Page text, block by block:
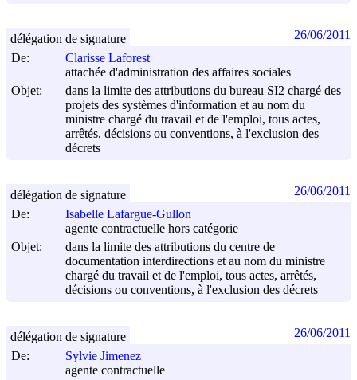
De:
Clarisse Laforest
attachée d'administration des affaires sociales
Objet:
dans la limite des attributions du bureau SI2 chargé des
projets des systèmes d'information et au nom du
ministre chargé du travail et de l'emploi, tous actes,
arrêtés, décisions ou conventions, à l'exclusion des
décrets
délégation de signature 26/06/2011
De:
Isabelle Lafargue-Gullon
agente contractuelle hors catégorie
Objet:
dans la limite des attributions du centre de
documentation interdirections et au nom du ministre
chargé du travail et de l'emploi, tous actes, arrêtés,
décisions ou conventions, à l'exclusion des décrets
délégation de signature 26/06/2011
De:
Sylvie Jimenez
agente contractuelle
délégation de signature 26/06/2011